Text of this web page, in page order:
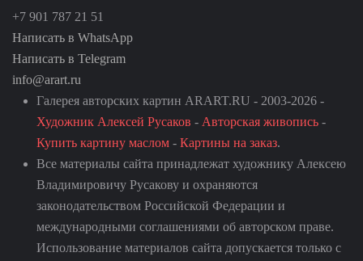
+7 901 787 21 51
Написать в WhatsApp
Написать в Telegram
info@arart.ru
Галерея авторских картин ARART.RU - 2003-2026 -
Художник Алексей Русаков - Авторская живопись -
Купить картину маслом - Картины на заказ.
Все материалы сайта принадлежат художнику Алексею
Владимировичу Русакову и охраняются
законодательством Российской Федерации и
международными соглашениями об авторском праве.
Использование материалов сайта допускается только с